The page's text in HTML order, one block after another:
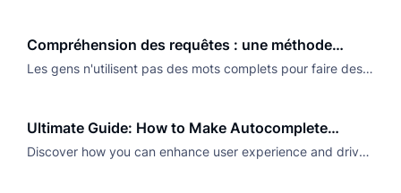
Compréhension des requêtes : une méthode
efficace pour gérer les requêtes à longue traîne
Les gens n'utilisent pas des mots complets pour faire des
Ultimate Guide: How to Make Autocomplete
Search Box – Optimize for UX
Discover how you can enhance user experience and drive